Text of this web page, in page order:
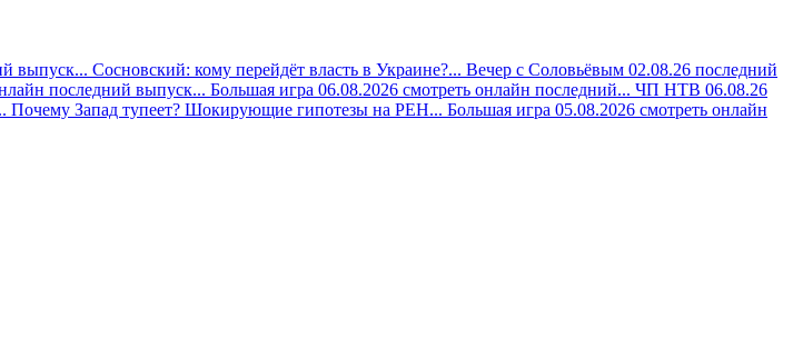
выпуск... Сосновский: кому перейдёт власть в Украине?... Вечер с Соловьёвым 02.08.26 последний
последний выпуск... Большая игра 06.08.2026 смотреть онлайн последний... ЧП НТВ 06.08.26
Почему Запад тупеет? Шокирующие гипотезы на РЕН... Большая игра 05.08.2026 смотреть онлайн